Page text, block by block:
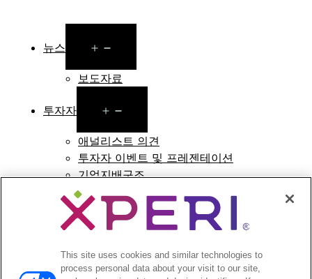
뉴스
menu
보도자료
투자자
menu
애널리스트 의견
투자자 이벤트 및 프레젠테이션
기업지배구조
재무 및 공시
주식 정보
투자자 관련 자주 묻는 질문
This site uses cookies and similar technologies to
process personal data about your visit to our site,